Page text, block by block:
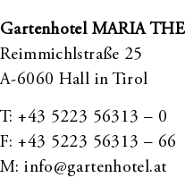
Gartenhotel MARIA
Reimmichlstraße 25
A-6060 Hall in Tirol
T: +43 5223 56313 – 0
F: +43 5223 56313 – 66
M:info@gartenhotel.at